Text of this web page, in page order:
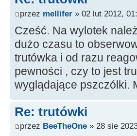
przez mellifer » 02 lut 2012,
Cześć. Na wylotek
dużo czasu to
trutówka i od razu
pewności , czy to jest
wyglądające pszczólki.
Re: trutówki
przez BeeTheOne » 28 sie